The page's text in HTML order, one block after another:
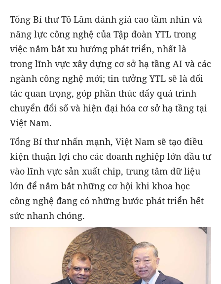
Tổng Bí thư Tô Lâm đánh giá cao tầm nhìn và
năng lực công nghệ của Tập đoàn YTL trong
việc nắm bắt xu hướng phát triển, nhất là
trong lĩnh vực xây dựng cơ sở hạ tầng AI và các
ngành công nghệ mới; tin tưởng YTL sẽ là đối
tác quan trọng, góp phần thúc đẩy quá trình
chuyển đổi số và hiện đại hóa cơ sở hạ tầng tại
Việt Nam.
Tổng Bí thư nhấn mạnh, Việt Nam sẽ tạo điều
kiện thuận lợi cho các doanh nghiệp lớn đầu tư
vào lĩnh vực sản xuất chip, trung tâm dữ liệu
lớn để nắm bắt những cơ hội khi khoa học
công nghệ đang có những bước phát triển hết
sức nhanh chóng.